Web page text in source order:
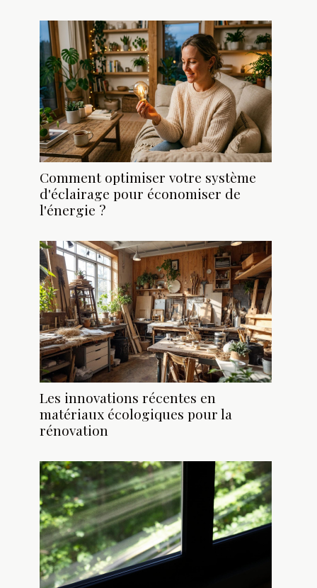
Comment optimiser votre système
d'éclairage pour économiser de
l'énergie ?
Les innovations récentes en
matériaux écologiques pour la
rénovation